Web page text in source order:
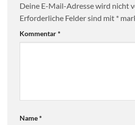
Deine E-Mail-Adresse wird nicht
Erforderliche Felder sind mit *
Kommentar*
Name*